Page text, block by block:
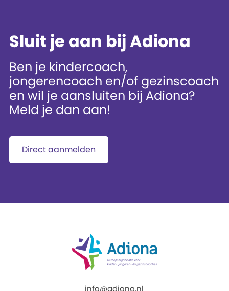
Sluit je aan bij Adiona
Ben je kindercoach,
jongerencoach en/of gezinscoach
en wil je aansluiten bij Adiona?
Meld je dan aan!
Direct aanmelden
info@adiona.nl